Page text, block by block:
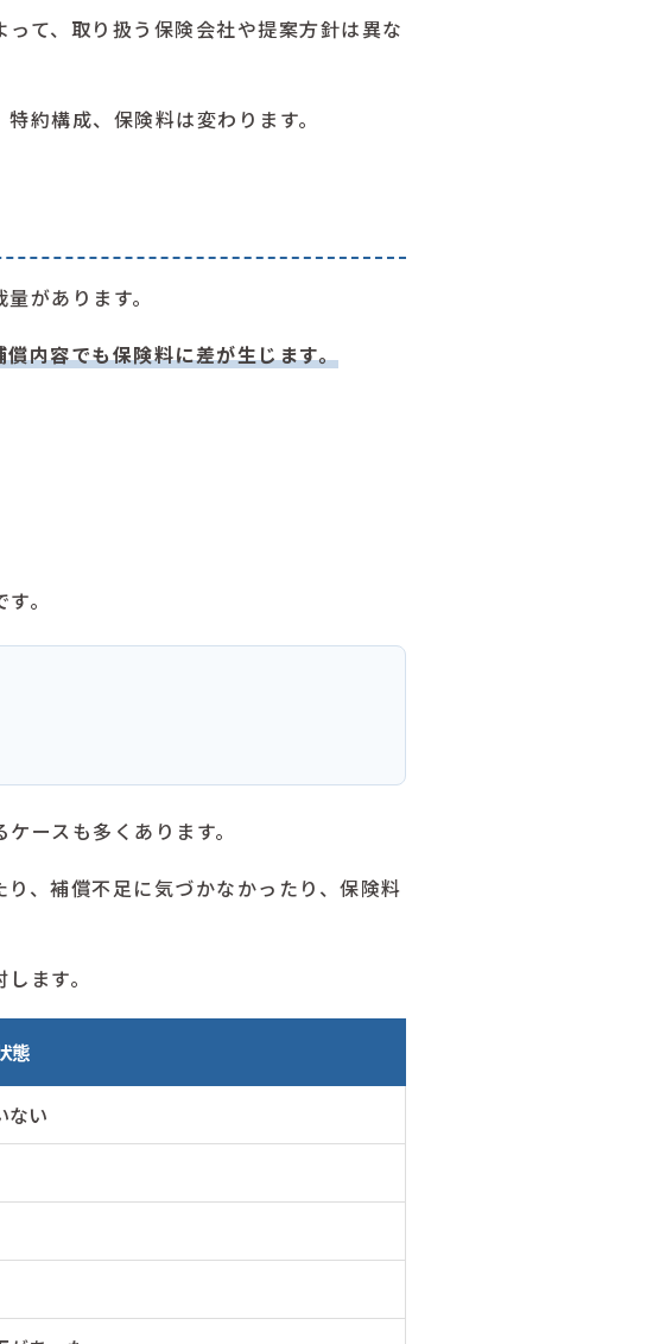
て、取り扱う保険会社や提案方針は異な
約構成、保険料は変わります。
があります。
内容でも保険料に差が生じます。
。
ースも多くあります。
、補償不足に気づかなかったり、保険料
ます。
態
ない